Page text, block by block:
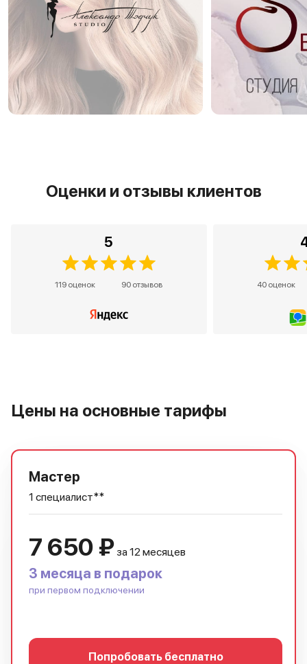
Оценки и отзывы клиентов
5
119 оценок 90 отзывов 40 оценок
Цены на основные тарифы
Мастер
1 специалист**
7 650 ₽ за 12 месяцев
3 месяца в подарок
при первом подключении
Попробовать бесплатно